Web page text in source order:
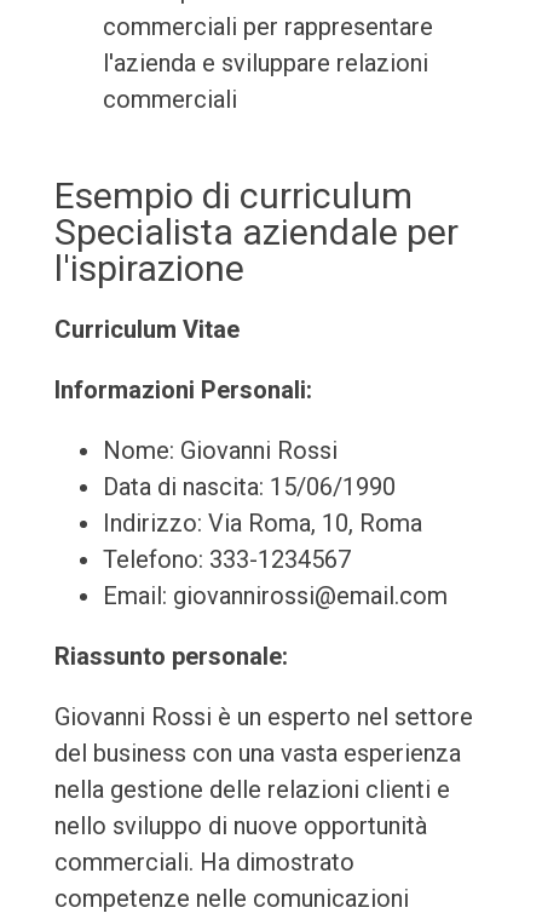
commerciali per rappresentare
l'azienda e sviluppare relazioni
commerciali
Esempio di curriculum
Specialista aziendale per
l'ispirazione
Curriculum Vitae
Informazioni Personali:
Nome: Giovanni Rossi
Data di nascita: 15/06/1990
Indirizzo: Via Roma, 10, Roma
Telefono: 333-1234567
Email: giovannirossi@email.com
Riassunto personale:
Giovanni Rossi è un esperto nel settore
del business con una vasta esperienza
nella gestione delle relazioni clienti e
nello sviluppo di nuove opportunità
commerciali. Ha dimostrato
competenze nelle comunicazioni